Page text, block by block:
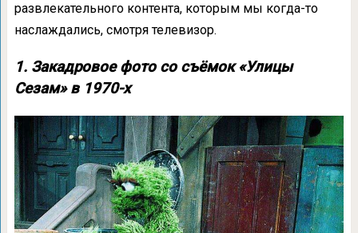
развлекательного контента, которым мы когда-то
наслаждались, смотря телевизор.
1. Закадровое фото со съёмок «Улицы
Сезам» в 1970-х